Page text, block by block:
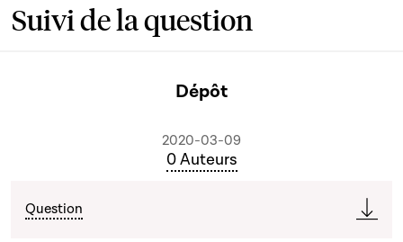
Suivi de la question
Dépôt
2020-03-09
0 Auteurs
Question